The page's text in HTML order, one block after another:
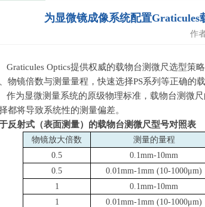
为显微镜成像系统配置
作
Graticules Optics提供权威的载物台测微尺选型策
物镜倍数与测量量程，快速选择PS系列等正确的
作为显微测量系统的原级物理标准，载物台测微
都将导致系统性的测量偏差。
反射式（表面测量）的载物台测微尺型号对照表
物镜放大倍数 测量的量程
0.5
0.1mm-10mm
0.5
0.01mm-1mm (10-1000μm)
1
0.1mm-10mm
1
0.01mm-1mm (10-1000μm)